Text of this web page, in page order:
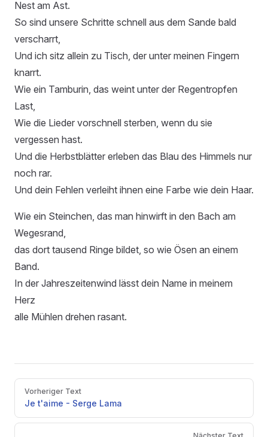
Nest am Ast.
So sind unsere Schritte schnell aus dem Sande bald
verscharrt,
Und ich sitz allein zu Tisch, der unter meinen Fingern
knarrt.
Wie ein Tamburin, das weint unter der Regentropfen
Last,
Wie die Lieder vorschnell sterben, wenn du sie
vergessen hast.
Und die Herbstblätter erleben das Blau des Himmels nur
noch rar.
Und dein Fehlen verleiht ihnen eine Farbe wie dein Haar.
Wie ein Steinchen, das man hinwirft in den Bach am
Wegesrand,
das dort tausend Ringe bildet, so wie Ösen an einem
Band.
In der Jahreszeitenwind lässt dein Name in meinem
Herz
alle Mühlen drehen rasant.
PagerVorheriger Text
Je t'aime - Serge Lama